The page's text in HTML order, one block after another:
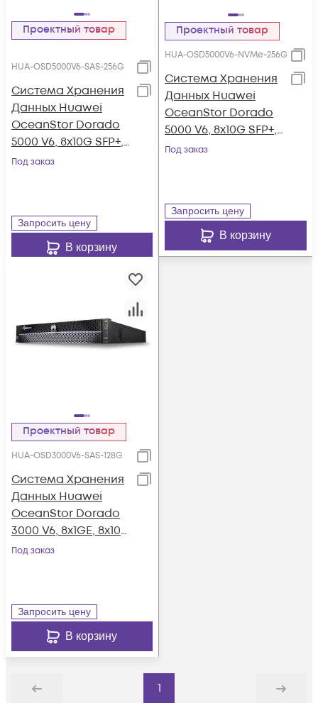
Проектный товар
HUA-OSD5000V6-SAS-256G
Система Хранения
Данных Huawei
OceanStor Dorado
5000 V6, 8x10G SFP+,
4xSAS12G Ext.,
Под заказ
Запросить цену
В корзину
Проектный товар
HUA-OSD5000V6-NVMe-256G
Система Хранения
Данных Huawei
OceanStor Dorado
5000 V6, 8x10G SFP+,
4x100G RDMA
Под заказ
Запросить цену
В корзину
Проектный товар
HUA-OSD3000V6-SAS-128G
Система Хранения
Данных Huawei
OceanStor Dorado
3000 V6, 8x1GE, 8x10G
SFP+, 4xSAS12G Ext.,
Под заказ
Запросить цену
В корзину
Назад
1
Дальше